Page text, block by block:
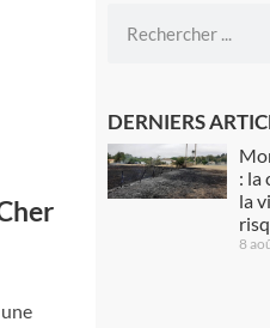
DERNIERS
: la
la
8